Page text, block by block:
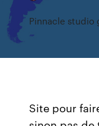
Pinnacle
Site pour